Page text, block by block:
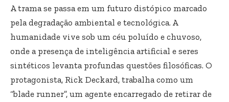
A trama se passa em um futuro distópico marcado
pela degradação ambiental e tecnológica. A
humanidade vive sob um céu poluído e chuvoso,
onde a presença de inteligência artificial e seres
sintéticos levanta profundas questões filosóficas. O
protagonista, Rick Deckard, trabalha como um
“blade runner”, um agente encarregado de retirar de